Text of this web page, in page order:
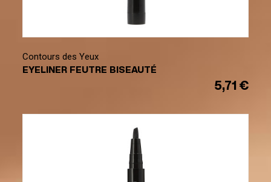
Contours des Yeux
EYELINER FEUTRE BISEAUTÉ
5,71 €